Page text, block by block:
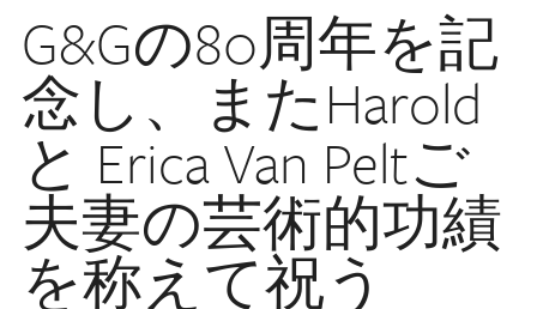
G&Gの80周年を記
念し、またHarold
と Erica Van Peltご
夫妻の芸術的功績
を称えて祝う